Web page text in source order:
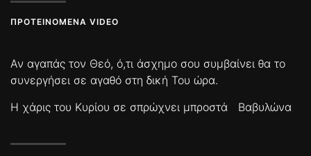
ΠΡΟΤΕΙΝΌΜΕΝΑ VIDEO
Αν αγαπάς τον Θεό, ό,τι άσχημο σου συμβαίνει θα το
συνεργήσει σε αγαθό στη δική Του ώρα.
Η χάρις του Κυρίου σε σπρώχνει μπροστά
Βαβυλώνα